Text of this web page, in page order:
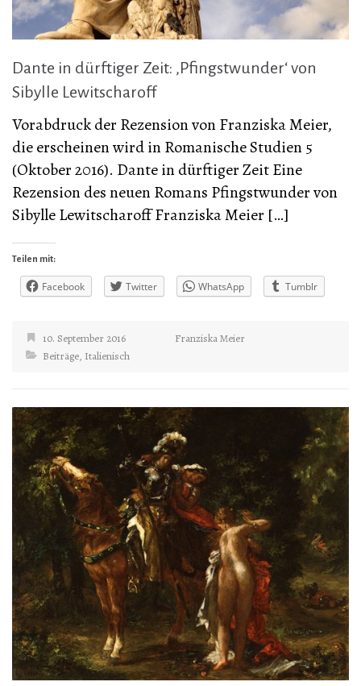
Dante in dürftiger Zeit: ‚Pfingstwunder‘ von
Sibylle Lewitscharoff
Vorabdruck der Rezension von Franziska Meier,
die erscheinen wird in Romanische Studien 5
(Oktober 2016). Dante in dürftiger Zeit Eine
Rezension des neuen Romans Pfingstwunder von
Sibylle Lewitscharoff Franziska Meier […]
Teilen mit:
Facebook Twitter WhatsApp Tumblr
10. September 2016
Franziska Meier
Beiträge, Italienisch